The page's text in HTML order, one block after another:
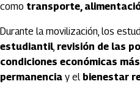
como transporte,
Durante la movilización, los
estudiantil, revisión de las
condiciones económicas
permanencia y el bienestar